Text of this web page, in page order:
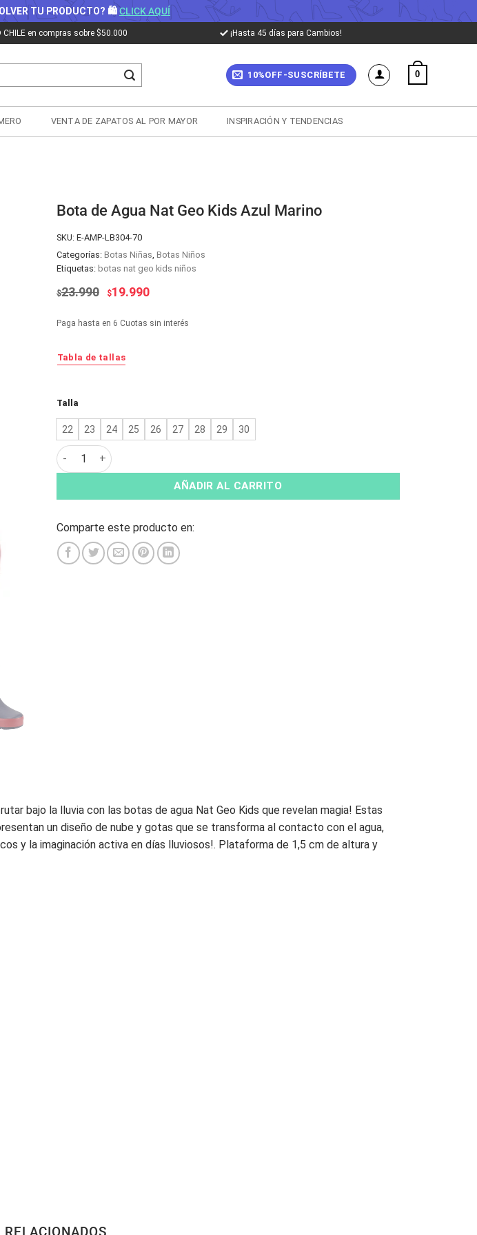
TU PRODUCTO? 🛍CLICK AQUÍ
en compras sobre $50.000 ¡Hasta 45 días para Cambios!
10%OFF-SUSCRÍBETE 0
VENTA DE ZAPATOS AL POR MAYOR INSPIRACIÓN Y TENDENCIAS
Bota de Agua Nat Geo Kids Azul Marino
SKU: E-AMP-LB304-70
Categorías: Botas Niñas, Botas Niños
Etiquetas: botas nat geo kids niños
$23.990 El
original
$19.990El
actual
Paga hasta en 6 Cuotas sin interés
Tabla de tallas
Talla
22 23 24 25 26 27 28 29 30
Bota de Agua Nat Geo Kids Azul Marino cantidad
AÑADIR AL CARRITO
Alternative:
Comparte este producto en:
bajo la lluvia con las botas de agua Nat Geo Kids que revelan magia! Estas
un diseño de nube y gotas que se transforma al contacto con el agua,
y la imaginación activa en días lluviosos!. Plataforma de 1,5 cm de altura y
RELACIONADOS